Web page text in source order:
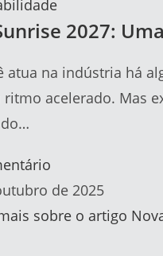
2027:
atua na indústria há
ritmo acelerado. Mas
de 2025